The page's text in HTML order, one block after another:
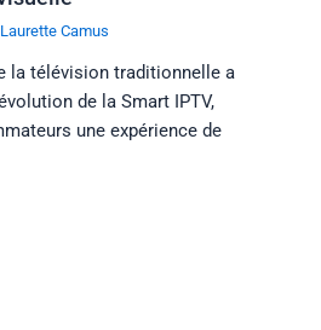
Laurette Camus
la télévision traditionnelle a
de la Smart IPTV,
une expérience de